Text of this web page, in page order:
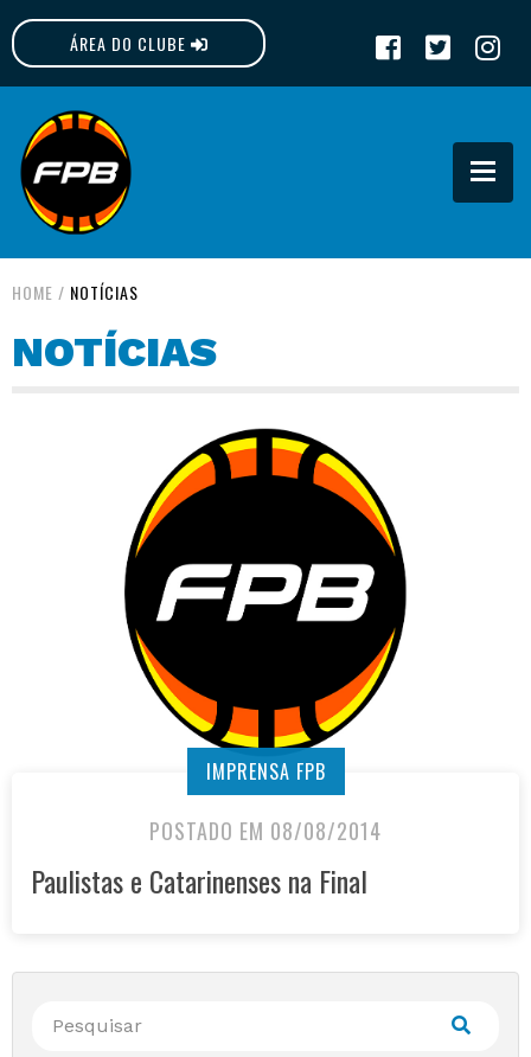
ÁREA DO CLUBE
FPB
HOME / NOTÍCIAS
NOTÍCIAS
IMPRENSA FPB
POSTADO EM 08/08/2014
Paulistas e Catarinenses na Final